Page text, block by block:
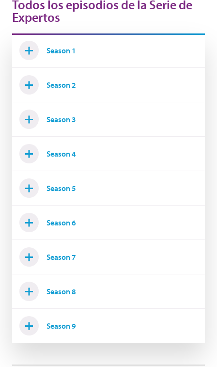
Todos los episodios de la Serie de
Expertos
Season 1
Season 2
Season 3
Season 4
Season 5
Season 6
Season 7
Season 8
Season 9